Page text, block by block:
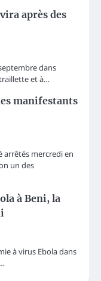
après des
dans
et à…
manifestants
arrêtés mercredi en
un des
à Beni, la
à virus Ebola dans